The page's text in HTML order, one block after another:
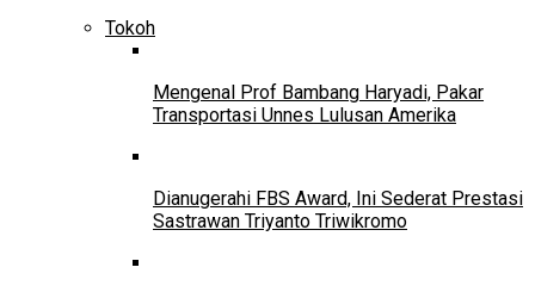
Tokoh
Mengenal Prof Bambang Haryadi, Pakar
Transportasi Unnes Lulusan Amerika
Dianugerahi FBS Award, Ini Sederat Prestasi
Sastrawan Triyanto Triwikromo